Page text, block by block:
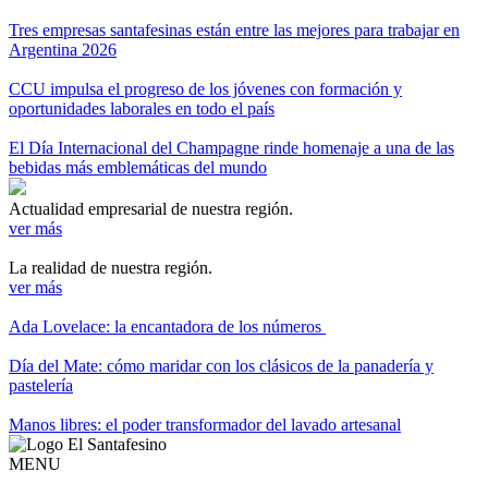
Tres empresas santafesinas están entre las mejores para trabajar en
Argentina 2026
CCU impulsa el progreso de los jóvenes con formación y
oportunidades laborales en todo el país
El Día Internacional del Champagne rinde homenaje a una de las
bebidas más emblemáticas del mundo
Actualidad empresarial de nuestra región.
ver más
La realidad de nuestra región.
ver más
Ada Lovelace: la encantadora de los números
Día del Mate: cómo maridar con los clásicos de la panadería y
pastelería
Manos libres: el poder transformador del lavado artesanal
MENU